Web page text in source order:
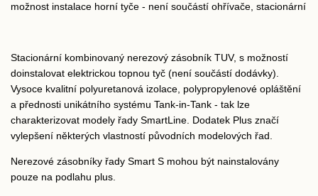
možnost instalace horní tyče - není součástí ohřívače, stacionární
Stacionární kombinovaný nerezový zásobník TUV, s možností
doinstalovat elektrickou topnou tyč (není součástí dodávky).
Vysoce kvalitní polyuretanová izolace, polypropylenové opláštění
a přednosti unikátního systému Tank-in-Tank - tak lze
charakterizovat modely řady SmartLine. Dodatek Plus značí
vylepšení některých vlastností původních modelových řad.
Nerezové zásobníky řady Smart S mohou být nainstalovány
pouze na podlahu plus.